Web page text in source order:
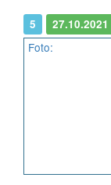
5 27.10.2021
Foto: